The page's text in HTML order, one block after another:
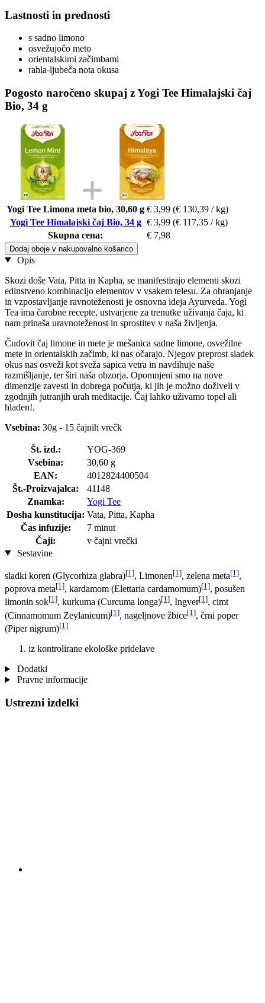
Lastnosti in prednosti
s sadno limono
osvežujočo meto
orientalskimi začimbami
rahla-ljubeča nota okusa
Pogosto naročeno skupaj z Yogi Tee Himalajski čaj
Bio, 34 g
Yogi Tee Limona meta bio, 30,60 g € 3,99 (€ 130,39 / kg)
Yogi Tee Himalajski čaj Bio, 34 g € 3,99 (€ 117,35 / kg)
Skupna cena:
€ 7,98
Dodaj oboje v nakupovalno košarico
Opis
Skozi doše Vata, Pitta in Kapha, se manifestirajo elementi skozi
edinstveno kombinacijo elementov v vsakem telesu. Za ohranjanje
in vzpostavljanje ravnoteženosti je osnovna ideja Ayurveda. Yogi
Tea ima čarobne recepte, ustvarjene za trenutke uživanja čaja, ki
nam prinaša uravnoteženost in sprostitev v naša življenja.
Čudovit čaj limone in mete je mešanica sadne limone, osvežilne
mete in orientalskih začimb, ki nas očarajo. Njegov preprost sladek
okus nas osveži kot sveža sapica vetra in navdihuje naše
razmišljanje, ter širi naša obzorja. Opomnjeni smo na nove
dimenzije zavesti in dobrega počutja, ki jih je možno doživeli v
zgodnjih jutranjih urah meditacije. Čaj lahko uživamo topel ali
hladen!.
Vsebina: 30g - 15 čajnih vrečk
Št. izd.:
YOG-369
Vsebina:
30,60 g
EAN:
4012824400504
Št.-Proizvajalca:
41148
Znamka:
Yogi Tee
Dosha kunstitucija: Vata, Pitta, Kapha
Čas infuzije:
7 minut
Čaji:
v čajni vrečki
Sestavine
sladki koren (Glycorhiza glabra)[1], Limonen[1], zelena meta[1],
poprova meta[1], kardamom (Elettaria cardamomum)[1], posušen
limonin sok[1], kurkuma (Curcuma longa)[1], Ingver[1], cimt
(Cinnamomum Zeylanicum)[1], nageljnove žbice[1], črni poper
(Piper nigrum)[1]
iz kontrolirane ekološke pridelave
Dodatki
Pravne informacije
Ustrezni izdelki